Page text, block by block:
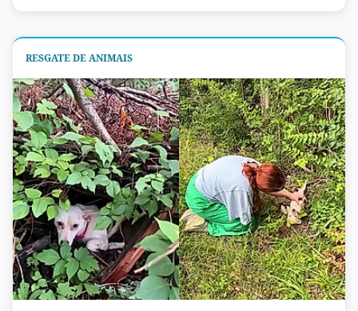
RESGATE DE ANIMAIS